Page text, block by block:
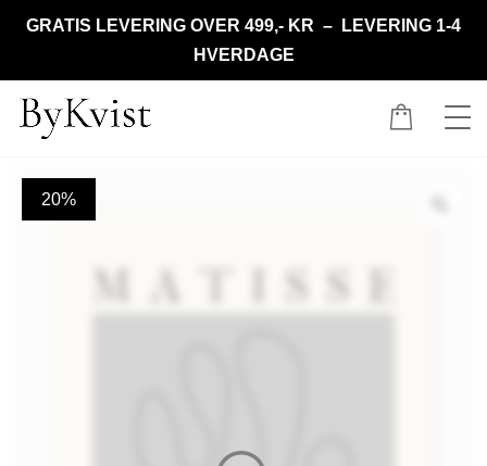
GRATIS LEVERING OVER 499,- KR – LEVERING 1-4
HVERDAGE
20%